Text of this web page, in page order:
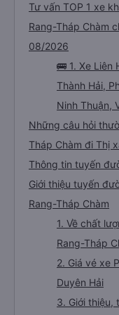
Tư vấn TOP 1 xe
Rang-Tháp Chàm
08/2026
🚌 1. Xe Liên
Thành Hải,
Ninh Thuận,
Những câu hỏi
Tháp Chàm đi Thị
Thông tin tuyến
Giới thiệu tuyến
Rang-Tháp Chàm
1. Về chất
Rang-Tháp
2. Giá vé xe
Duyên Hải
3. Giới thiệu,